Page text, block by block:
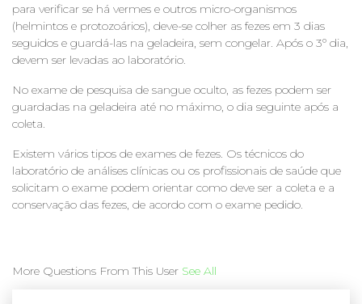
para verificar se há vermes e outros micro-organismos
(helmintos e protozoários), deve-se colher as fezes em 3 dias
seguidos e guardá-las na geladeira, sem congelar. Após o 3º dia,
devem ser levadas ao laboratório.
No exame de pesquisa de sangue oculto, as fezes podem ser
guardadas na geladeira até no máximo, o dia seguinte após a
coleta.
Existem vários tipos de exames de fezes. Os técnicos do
laboratório de análises clínicas ou os profissionais de saúde que
solicitam o exame podem orientar como deve ser a coleta e a
conservação das fezes, de acordo com o exame pedido.
More Questions From This User See All